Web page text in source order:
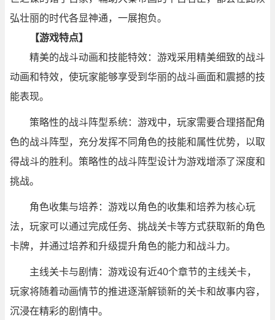
弘壮丽的时代各显神通，一展抱负。
【游戏特点】
精美的战斗动画和技能特效：游戏采用精美细致的战斗
动画和特效，使玩家能够享受到华丽的战斗画面和震撼的技
能表现。
策略性的战斗阵型系统：游戏中，玩家需要合理搭配角
色的战斗阵型，充分发挥不同角色的技能和属性优势，以取
得战斗的胜利。策略性的战斗阵型设计为游戏增添了深度和
挑战。
角色收集与培养：游戏以角色的收集和培养为核心玩
法，玩家可以通过完成任务、挑战关卡等方式获取新的角色
卡牌，并通过培养和升级提升角色的能力和战斗力。
主线关卡与剧情：游戏设有近40个章节的主线关卡，
玩家将随着动画情节的推进逐渐解锁新的关卡和故事内容，
沉浸在精彩的剧情中。